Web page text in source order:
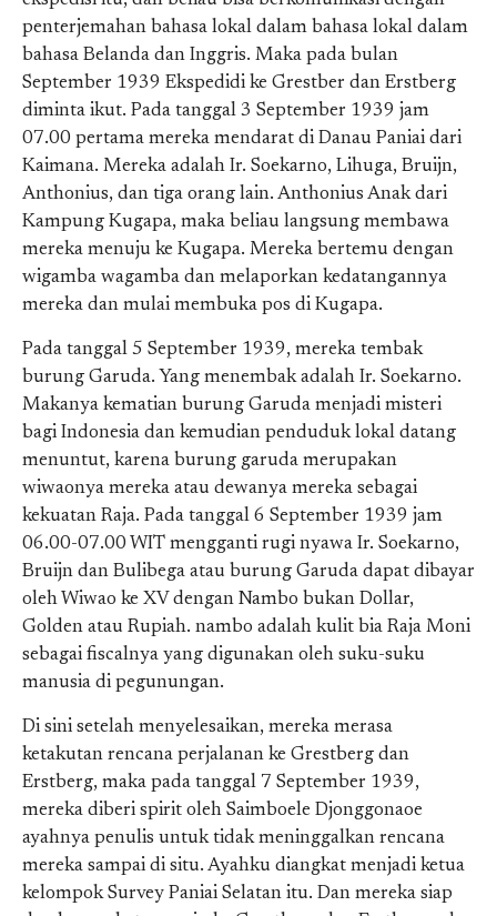
penterjemahan bahasa lokal dalam bahasa lokal dalam
bahasa Belanda dan Inggris. Maka pada bulan
September 1939 Ekspedidi ke Grestber dan Erstberg
diminta ikut. Pada tanggal 3 September 1939 jam
07.00 pertama mereka mendarat di Danau Paniai dari
Kaimana. Mereka adalah Ir. Soekarno, Lihuga, Bruijn,
Anthonius, dan tiga orang lain. Anthonius Anak dari
Kampung Kugapa, maka beliau langsung membawa
mereka menuju ke Kugapa. Mereka bertemu dengan
wigamba wagamba dan melaporkan kedatangannya
mereka dan mulai membuka pos di Kugapa.
Pada tanggal 5 September 1939, mereka tembak
burung Garuda. Yang menembak adalah Ir. Soekarno.
Makanya kematian burung Garuda menjadi misteri
bagi Indonesia dan kemudian penduduk lokal datang
menuntut, karena burung garuda merupakan
wiwaonya mereka atau dewanya mereka sebagai
kekuatan Raja. Pada tanggal 6 September 1939 jam
06.00-07.00 WIT mengganti rugi nyawa Ir. Soekarno,
Bruijn dan Bulibega atau burung Garuda dapat dibayar
oleh Wiwao ke XV dengan Nambo bukan Dollar,
Golden atau Rupiah. nambo adalah kulit bia Raja Moni
sebagai fiscalnya yang digunakan oleh suku-suku
manusia di pegunungan.
Di sini setelah menyelesaikan, mereka merasa
ketakutan rencana perjalanan ke Grestberg dan
Erstberg, maka pada tanggal 7 September 1939,
mereka diberi spirit oleh Saimboele Djonggonaoe
ayahnya penulis untuk tidak meninggalkan rencana
mereka sampai di situ. Ayahku diangkat menjadi ketua
kelompok Survey Paniai Selatan itu. Dan mereka siap